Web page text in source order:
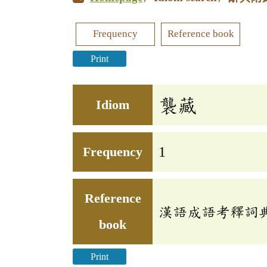
Frequency Reference book
Print
Idiom 襲藏
Frequency 1
Reference
book
漢語成語考釋詞
Print